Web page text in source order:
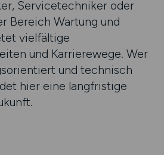
Servicetechniker oder
Bereich Wartung und
vielfältige
und Karrierewege. Wer
und technisch
hier eine langfristige